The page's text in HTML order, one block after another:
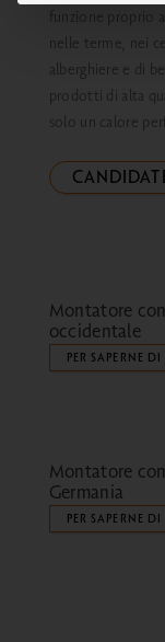
nelle terme, nei
alberghiere e di
prodotti di alta
solo un calore
Montatore
occidentale
PER SAPERNE DI
Montatore
Germania
PER SAPERNE DI